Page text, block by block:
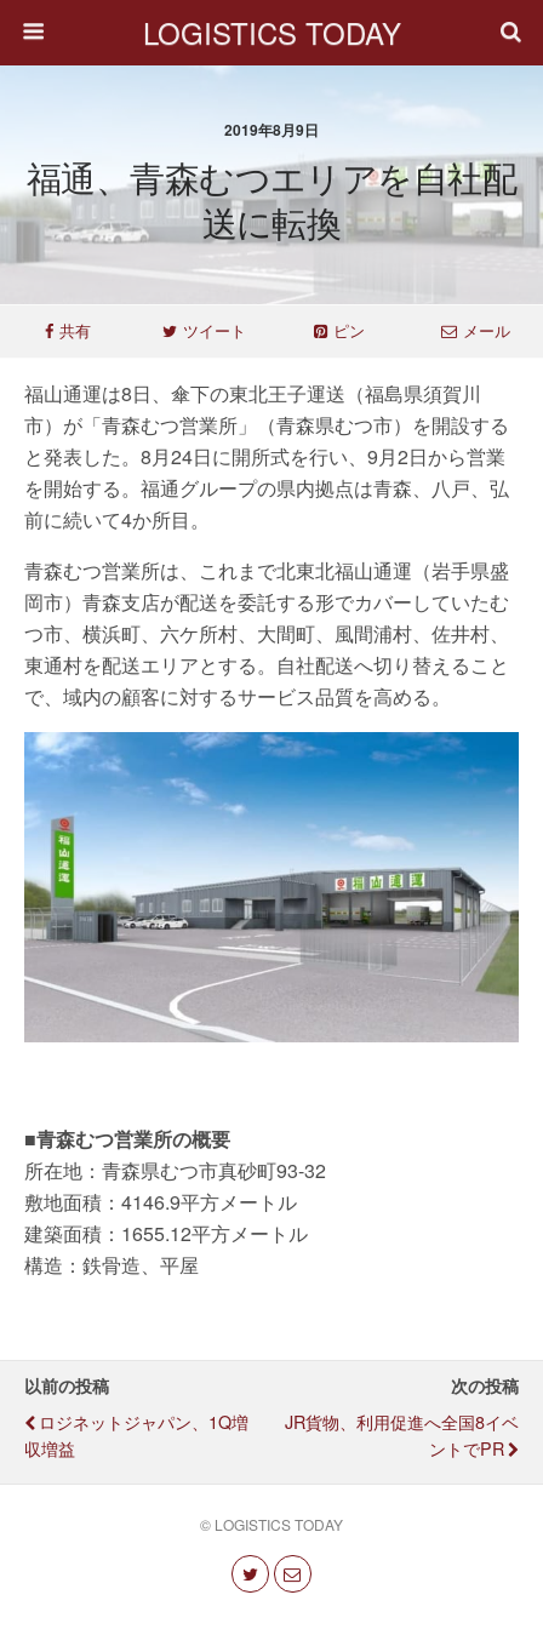
LOGISTICS TODAY
2019年8月9日
福通、青森むつエリアを自社配
送に転換
共有 ツイート ピン メール
福山通運は8日、傘下の東北王子運送（福島県須賀川
市）が「青森むつ営業所」（青森県むつ市）を開設する
と発表した。8月24日に開所式を行い、9月2日から営業
を開始する。福通グループの県内拠点は青森、八戸、弘
前に続いて4か所目。
青森むつ営業所は、これまで北東北福山通運（岩手県盛
岡市）青森支店が配送を委託する形でカバーしていたむ
つ市、横浜町、六ケ所村、大間町、風間浦村、佐井村、
東通村を配送エリアとする。自社配送へ切り替えること
で、域内の顧客に対するサービス品質を高める。
■青森むつ営業所の概要
所在地：青森県むつ市真砂町93-32
敷地面積：4146.9平方メートル
建築面積：1655.12平方メートル
構造：鉄骨造、平屋
以前の投稿
ロジネットジャパン、1Q増
収増益
次の投稿
JR貨物、利用促進へ全国8イベ
ントでPR
© LOGISTICS TODAY